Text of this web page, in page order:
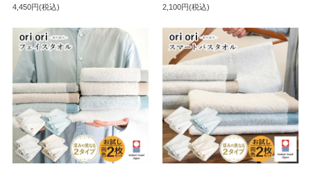
4,450円(税込)
2,100円(税込)